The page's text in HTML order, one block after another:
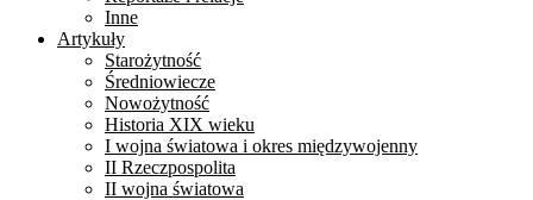
Inne
Artykuły
Starożytność
Średniowiecze
Nowożytność
Historia XIX wieku
I wojna światowa i okres międzywojenny
II Rzeczpospolita
II wojna światowa